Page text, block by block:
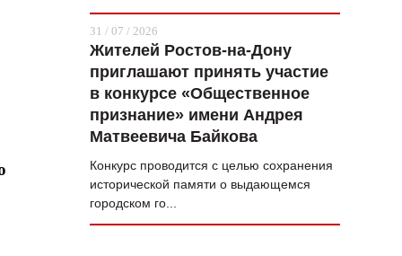
31 / 07 / 2026
Жителей Ростов-на-Дону
приглашают принять участие
в конкурсе «Общественное
признание» имени Андрея
Матвеевича Байкова
Конкурс проводится с целью сохранения
исторической памяти о выдающемся
городском го...